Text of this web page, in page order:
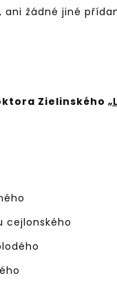
ani žádné jiné
Zielinského
cejlonského